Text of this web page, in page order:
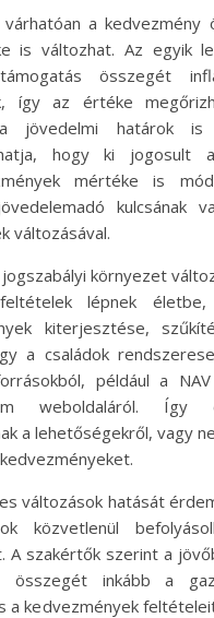
a kedvezmény
is változhat. Az egyik
összegét
így az értéke
jövedelmi határok is
hogy ki jogosult
mértéke is
kulcsának
változásával.
környezet
lépnek
kiterjesztése,
a családok
például a
weboldaláról. Így
a lehetőségekről, vagy
változások hatását
közvetlenül
A szakértők szerint a
összegét inkább a
a kedvezmények